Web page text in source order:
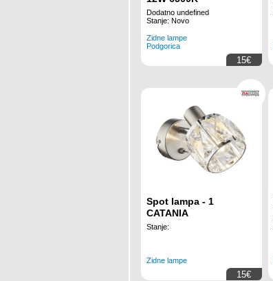
Dodatno undefined
Stanje: Novo
Zidne lampe
Podgorica
15€
Spot lampa - 1
CATANIA
Stanje:
Zidne lampe
15€